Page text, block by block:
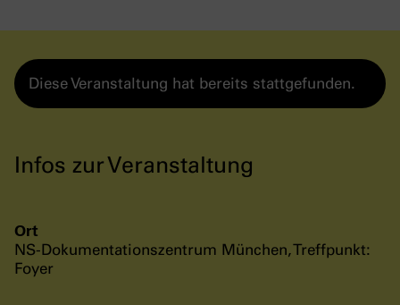
Diese Veranstaltung hat bereits stattgefunden.
Infos zur Veranstaltung
Ort
NS-Dokumentationszentrum München, Treffpunkt:
Foyer